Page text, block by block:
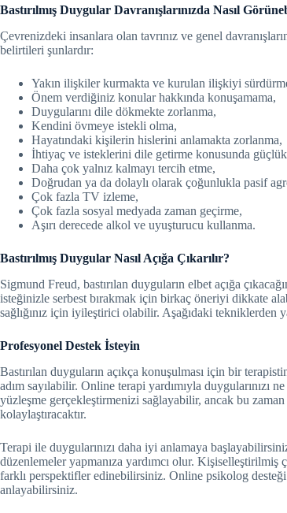
Bastırılmış Duygular Davranışlarınızda Nasıl
Çevrenizdeki insanlara olan tavrınız ve genel
belirtileri şunlardır:
Yakın ilişkiler kurmakta ve kurulan ilişkiyi
Önem verdiğiniz konular hakkında konuşamama,
Duygularını dile dökmekte zorlanma,
Kendini övmeye istekli olma,
Hayatındaki kişilerin hislerini anlamakta zorlanma,
İhtiyaç ve isteklerini dile getirme konusunda
Daha çok yalnız kalmayı tercih etme,
Doğrudan ya da dolaylı olarak çoğunlukla pasif
Çok fazla TV izleme,
Çok fazla sosyal medyada zaman geçirme,
Aşırı derecede alkol ve uyuşturucu kullanma.
Bastırılmış Duygular Nasıl Açığa Çıkarılır?
Sigmund Freud, bastırılan duyguların elbet açığa
isteğinizle serbest bırakmak için birkaç öneriyi dikkate
sağlığınız için iyileştirici olabilir. Aşağıdaki tekniklerden
Profesyonel Destek İsteyin
Bastırılan duyguların açıkça konuşulması için bir
adım sayılabilir. Online terapi yardımıyla duygularınızı
yüzleşme gerçekleştirmenizi sağlayabilir, ancak bu
kolaylaştıracaktır.
Terapi ile duygularınızı daha iyi anlamaya
düzenlemeler yapmanıza yardımcı olur. Kişiselleştirilmiş
farklı perspektifler edinebilirsiniz. Online psikolog
anlayabilirsiniz.